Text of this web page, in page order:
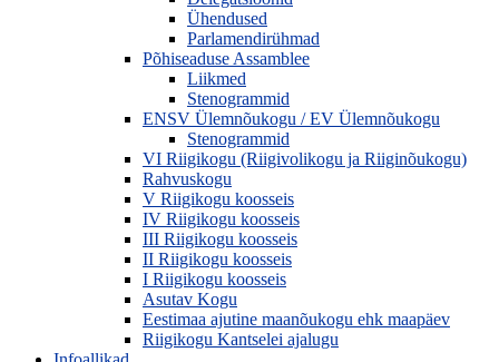
Ühendused
Parlamendirühmad
Põhiseaduse Assamblee
Liikmed
Stenogrammid
ENSV Ülemnõukogu / EV Ülemnõukogu
Stenogrammid
VI Riigikogu (Riigivolikogu ja Riiginõukogu)
Rahvuskogu
V Riigikogu koosseis
IV Riigikogu koosseis
III Riigikogu koosseis
II Riigikogu koosseis
I Riigikogu koosseis
Asutav Kogu
Eestimaa ajutine maanõukogu ehk maapäev
Riigikogu Kantselei ajalugu